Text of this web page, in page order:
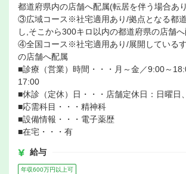
都道府県内の店舗へ配属(転居を伴う場合あ
③広域コース※社宅適用あり/拠点となる都
し,そこから300キロ以内の都道府県の店舗
④全国コース※社宅適用あり/展開している
の店舗へ配属
■診療（営業）時間・・・月～金／9:00～
17:00
■休診（定休）日・・・店舗定休日：日曜日
■応需科目・・・精神科
■設備情報・・・電子薬歴
■在宅・・・有
給与
年収600万円以上可